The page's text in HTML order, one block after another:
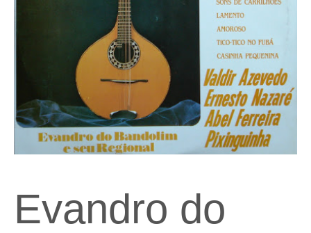
Evandro do